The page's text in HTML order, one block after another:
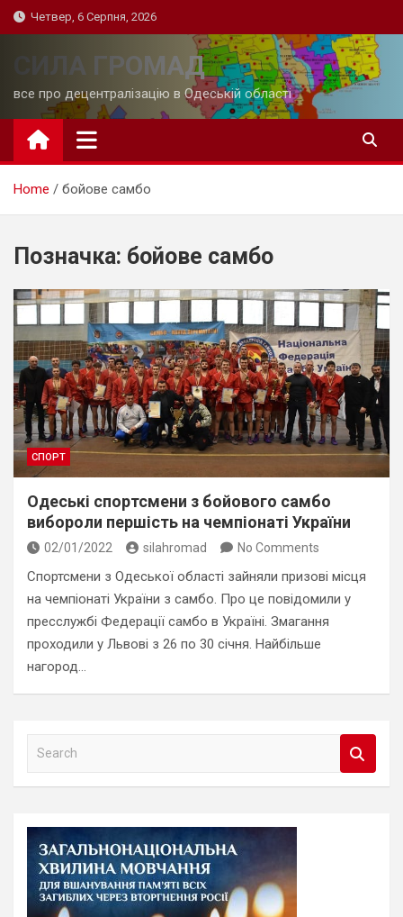
Skip
to
Четвер, 6 Серпня, 2026
СИЛА ГРОМАД
все про децентралізацію в Одеській області
Home бойове самбо
Позначка: бойове самбо
СПОРТ
Одеські спортсмени з бойового самбо
вибороли першість на чемпіонаті України
02/01/2022 silahromad No Comments
Спортсмени з Одеської області зайняли призові місця
на чемпіонаті України з самбо. Про це повідомили у
пресслужбі Федерації самбо в Україні. Змагання
проходили у Львові з 26 по 30 січня. Найбільше
нагород…
a